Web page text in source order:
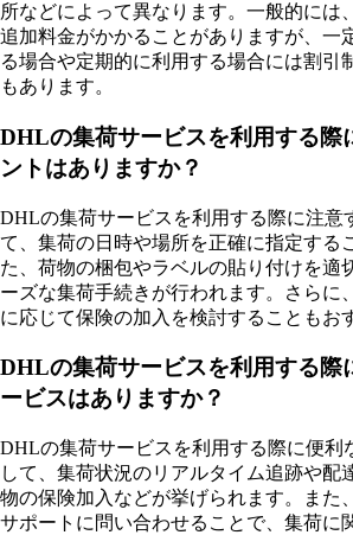
所などによって異なります。一般的には
追加料金がかかることがありますが、一
る場合や定期的に利用する場合には割引
もあります。
DHLの集荷サービスを利用する際
ントはありますか？
DHLの集荷サービスを利用する際に注意
て、集荷の日時や場所を正確に指定する
た、荷物の梱包やラベルの貼り付けを適
ーズな集荷手続きが行われます。さらに
に応じて保険の加入を検討することもお
DHLの集荷サービスを利用する際
ービスはありますか？
DHLの集荷サービスを利用する際に便利
して、集荷状況のリアルタイム追跡や配
物の保険加入などが挙げられます。また
サポートに問い合わせることで、集荷に